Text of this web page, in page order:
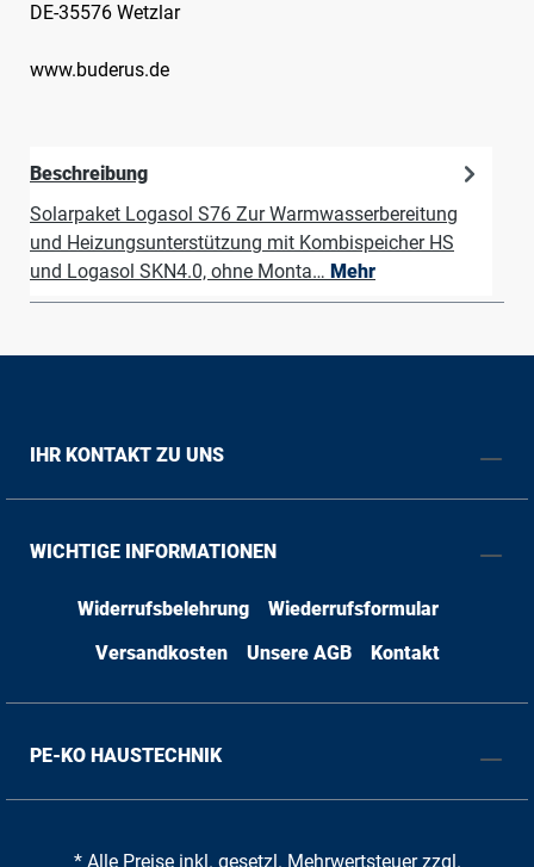
DE-35576 Wetzlar
www.buderus.de
Beschreibung
Solarpaket Logasol S76 Zur Warmwasserbereitung
und Heizungsunterstützung mit Kombispeicher HS
und Logasol SKN4.0, ohne Monta… Mehr
IHR KONTAKT ZU UNS
WICHTIGE INFORMATIONEN
Widerrufsbelehrung
Wiederrufsformular
Versandkosten
Unsere AGB Kontakt
PE-KO HAUSTECHNIK
* Alle Preise inkl. gesetzl. Mehrwertsteuer zzgl.